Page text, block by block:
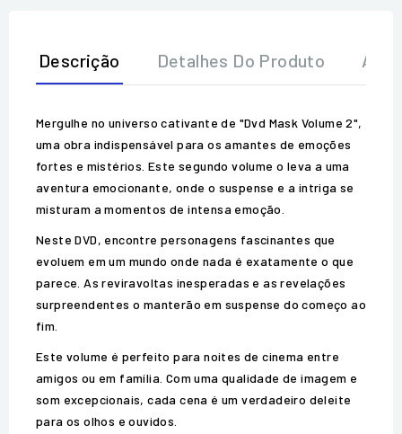
Descrição Detalhes Do Produto
Mergulhe no universo cativante de "Dvd Mask Volume 2",
uma obra indispensável para os amantes de emoções
fortes e mistérios. Este segundo volume o leva a uma
aventura emocionante, onde o suspense e a intriga se
misturam a momentos de intensa emoção.
Neste DVD, encontre personagens fascinantes que
evoluem em um mundo onde nada é exatamente o que
parece. As reviravoltas inesperadas e as revelações
surpreendentes o manterão em suspense do começo ao
fim.
Este volume é perfeito para noites de cinema entre
amigos ou em família. Com uma qualidade de imagem e
som excepcionais, cada cena é um verdadeiro deleite
para os olhos e ouvidos.